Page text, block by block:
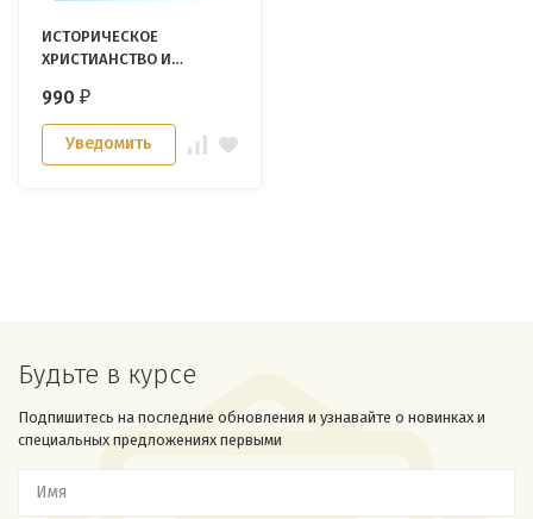
ИСТОРИЧЕСКОЕ
ХРИСТИАНСТВО И
Богословский анализ и
практическая оценка.
Дьюи Робертс
990₽
Уведомить
Будьте в курсе
Подпишитесь на последние обновления и узнавайте о новинках и
специальных предложениях первыми